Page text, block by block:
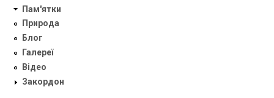
Пам'ятки
Природа
Блог
Галереї
Відео
Закордон